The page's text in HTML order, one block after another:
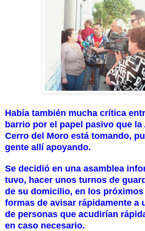
Había también mucha crítica
barrio por el papel pasivo que la
Cerro del Moro está tomando,
gente allí apoyando.
Se decidió en una asamblea
tuvo, hacer unos turnos de
de su domicilio, en los
formas de avisar rápidamente a
de personas que acudirían
en caso necesario.